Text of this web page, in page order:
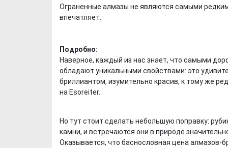
Ограненные алмазы не являются самыми
впечатляет.
Подробно:
Наверное, каждый из нас знает, что самыми
обладают уникальными свойствами: это
бриллиантом, изумительно красив, к тому же
на Esoreiter.
Но тут стоит сделать небольшую поправку:
камни, и встречаются они в природе
Оказывается, что баснословная цена алмазов-